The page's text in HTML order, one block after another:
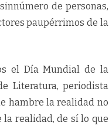
de personas,
paupérrimos de la
el Día Mundial de la
Literatura, periodista
hambre la realidad no
la realidad, de sí lo que